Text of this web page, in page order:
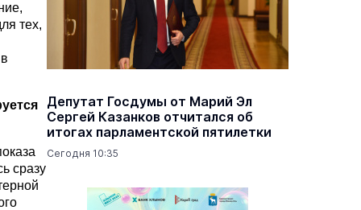
тех,
сразу
Депутат Госдумы от Марий Эл
Сергей Казанков отчитался об
итогах парламентской пятилетки
Сегодня 10:35